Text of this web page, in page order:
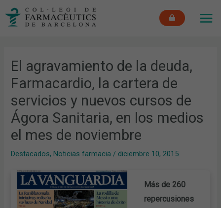
El agravamiento de la deuda,
Farmacardio, la cartera de
servicios y nuevos cursos de
Ágora Sanitaria, en los medios
el mes de noviembre
Destacados, Noticias farmacia / diciembre 10, 2015
Más de 260
repercusiones